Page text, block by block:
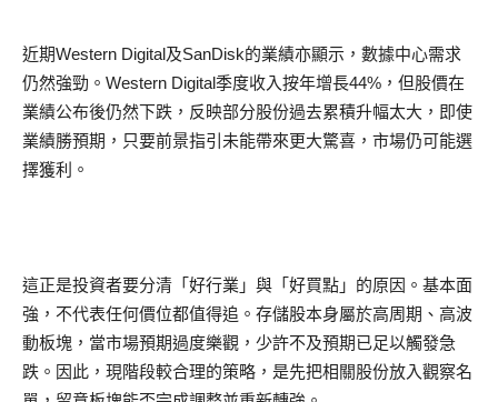
近期Western Digital及SanDisk的業績亦顯示，數據中心需求
仍然強勁。Western Digital季度收入按年增長44%，但股價在
業績公布後仍然下跌，反映部分股份過去累積升幅太大，即使
業績勝預期，只要前景指引未能帶來更大驚喜，市場仍可能選
擇獲利。
這正是投資者要分清「好行業」與「好買點」的原因。基本面
強，不代表任何價位都值得追。存儲股本身屬於高周期、高波
動板塊，當市場預期過度樂觀，少許不及預期已足以觸發急
跌。因此，現階段較合理的策略，是先把相關股份放入觀察名